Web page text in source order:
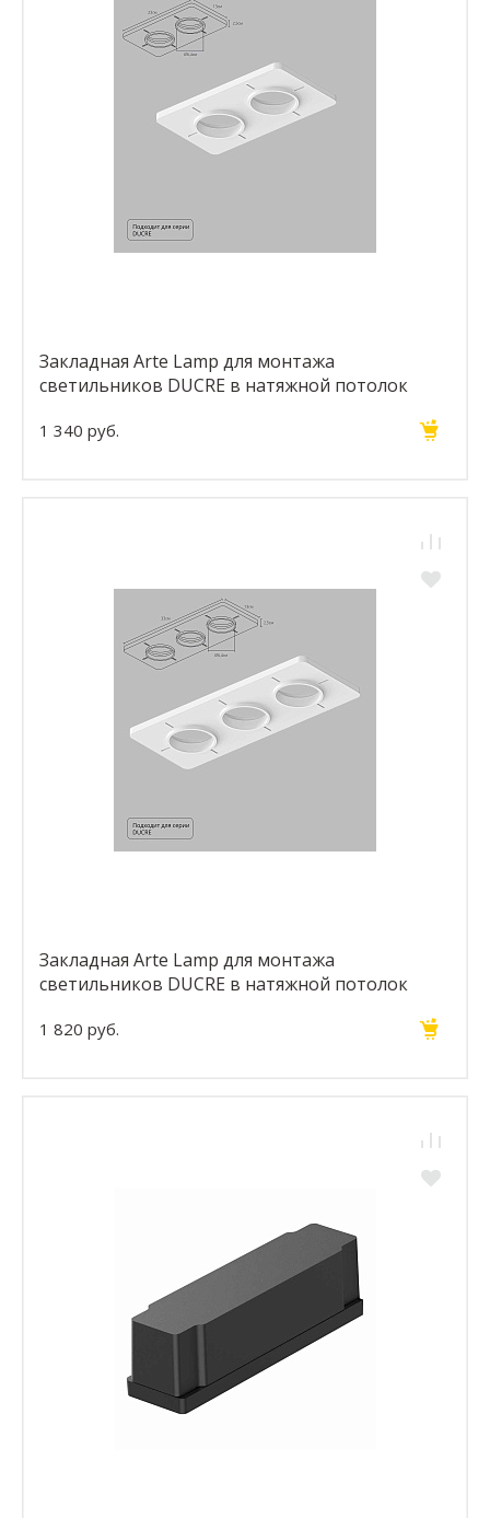
Закладная Arte Lamp для монтажа
светильников DUCRE в натяжной потолок
1 340 руб.
Закладная Arte Lamp для монтажа
светильников DUCRE в натяжной потолок
1 820 руб.